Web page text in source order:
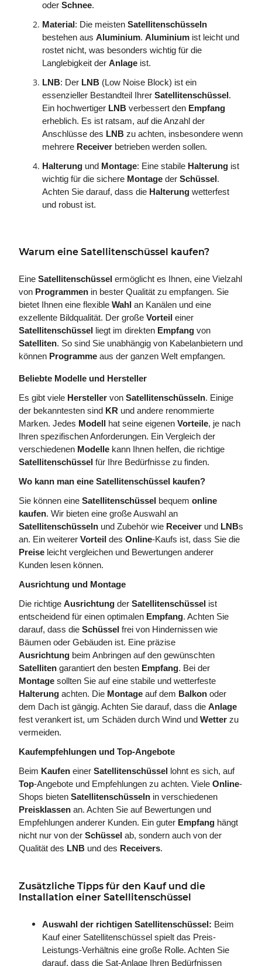
oder Schnee.
Material : Die meisten Satellitenschüsseln
bestehen aus Aluminium. Aluminium ist leicht und
rostet nicht, was besonders wichtig für die
Langlebigkeit der Anlage ist.
LNB: Der LNB (Low Noise Block) ist ein
essenzieller Bestandteil Ihrer Satellitenschüssel .
Ein hochwertiger LNB verbessert den Empfang
erheblich. Es ist ratsam, auf die Anzahl der
Anschlüsse des LNB zu achten, insbesondere wenn
mehrere Receiver betrieben werden sollen.
Halterung und Montage: Eine stabile Halterung ist
wichtig für die sichere Montage der Schüssel .
Achten Sie darauf, dass die Halterung wetterfest
und robust ist.
Warum eine Satellitenschüssel kaufen?
Eine Satellitenschüssel ermöglicht es Ihnen, eine Vielzahl
von Programmen in bester Qualität zu empfangen. Sie
bietet Ihnen eine flexible Wahl an Kanälen und eine
exzellente Bildqualität. Der große Vorteil einer
Satellitenschüssel
liegt im direkten Empfang von
Satelliten. So sind Sie unabhängig von Kabelanbietern und
können Programme aus der ganzen Welt empfangen.
Beliebte Modelle und Hersteller
Es gibt viele Hersteller von Satellitenschüsseln. Einige
der bekanntesten sind KR und andere renommierte
Marken. Jedes Modell hat seine eigenen Vorteile, je nach
Ihren spezifischen Anforderungen. Ein Vergleich der
verschiedenen Modelle kann Ihnen helfen, die richtige
Satellitenschüssel für Ihre Bedürfnisse zu finden.
Wo kann man eine Satellitenschüssel kaufen?
Sie können eine Satellitenschüssel bequem online
kaufen. Wir bieten eine große Auswahl an
Satellitenschüsseln und Zubehör wie Receiver und LNBs
an. Ein weiterer Vorteil des Online-Kaufs ist, dass Sie die
Preise leicht vergleichen und Bewertungen anderer
Kunden lesen können.
Ausrichtung und Montage
Die richtige Ausrichtung der Satellitenschüssel ist
entscheidend für einen optimalen Empfang. Achten Sie
darauf, dass die Schüssel frei von Hindernissen wie
Bäumen oder Gebäuden ist. Eine präzise
Ausrichtung beim Anbringen auf den gewünschten
Satelliten garantiert den besten Empfang. Bei der
Montage sollten Sie auf eine stabile und wetterfeste
Halterung achten. Die Montage auf dem Balkon oder
dem Dach ist gängig. Achten Sie darauf, dass die Anlage
fest verankert ist, um Schäden durch Wind und Wetter zu
vermeiden.
Kaufempfehlungen und Top-Angebote
Beim Kaufen einer Satellitenschüssel
lohnt es sich, auf
Top-Angebote und Empfehlungen zu achten. Viele Online-
Shops bieten Satellitenschüsseln in verschiedenen
Preisklassen an. Achten Sie auf Bewertungen und
Empfehlungen anderer Kunden. Ein guter Empfang hängt
nicht nur von der Schüssel ab, sondern auch von der
Qualität des LNB und des Receivers.
Zusätzliche Tipps für den Kauf und die
Installation einer Satellitenschüssel
Auswahl der richtigen Satellitenschüssel: Beim
Kauf einer Satellitenschüssel spielt das Preis-
Leistungs-Verhältnis eine große Rolle. Achten Sie
darauf, dass die Sat-Anlage Ihren Bedürfnissen